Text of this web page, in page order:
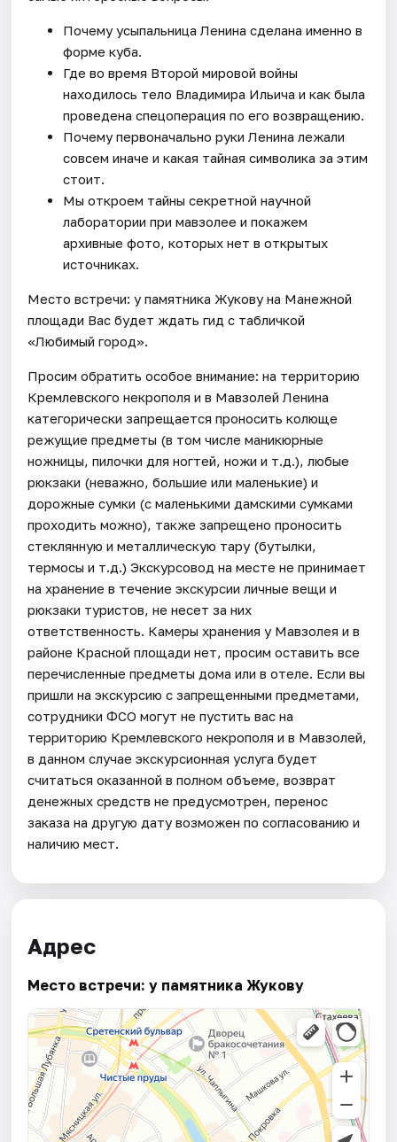
Почему усыпальница Ленина сделана именно в
форме куба.
Где во время Второй мировой войны
находилось тело Владимира Ильича и как была
проведена спецоперация по его возвращению.
Почему первоначально руки Ленина лежали
совсем иначе и какая тайная символика за этим
стоит.
Мы откроем тайны секретной научной
лаборатории при мавзолее и покажем
архивные фото, которых нет в открытых
источниках.
Место встречи: у памятника Жукову на Манежной
площади Вас будет ждать гид с табличкой
«Любимый город».
Просим обратить особое внимание: на территорию
Кремлевского некрополя и в Мавзолей Ленина
категорически запрещается проносить колюще
режущие предметы (в том числе маникюрные
ножницы, пилочки для ногтей, ножи и т.д.), любые
рюкзаки (неважно, большие или маленькие) и
дорожные сумки (с маленькими дамскими сумками
проходить можно), также запрещено проносить
стеклянную и металлическую тару (бутылки,
термосы и т.д.) Экскурсовод на месте не принимает
на хранение в течение экскурсии личные вещи и
рюкзаки туристов, не несет за них
ответственность. Камеры хранения у Мавзолея и в
районе Красной площади нет, просим оставить все
перечисленные предметы дома или в отеле. Если вы
пришли на экскурсию с запрещенными предметами,
сотрудники ФСО могут не пустить вас на
территорию Кремлевского некрополя и в Мавзолей,
в данном случае экскурсионная услуга будет
считаться оказанной в полном объеме, возврат
денежных средств не предусмотрен, перенос
заказа на другую дату возможен по согласованию и
наличию мест.
Адрес
Место встречи: у памятника Жукову